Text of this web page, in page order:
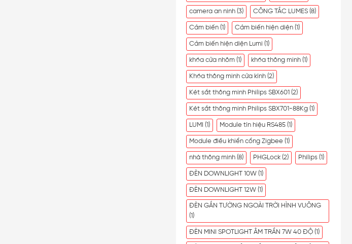
camera an ninh (3) CÔNG TẮC LUMES (8)
Cảm biến (1) Cảm biến hiện diện (1)
Cảm biến hiện diện Lumi (1)
khóa cửa nhôm (1) khóa thông minh (1)
Khóa thông minh cửa kính (2)
Két sắt thông minh Philips SBX601 (2)
Két sắt thông minh Philips SBX701-88Kg (1)
LUMI (1) Module tín hiệu RS485 (1)
Module điều khiển cổng Zigbee (1)
nhà thông minh (8) PHGLock (2) Philips (1)
ĐÈN DOWNLIGHT 10W (1)
ĐÈN DOWNLIGHT 12W (1)
ĐÈN GẮN TƯỜNG NGOÀI TRỜI HÌNH VUÔNG
(1)
ĐÈN MINI SPOTLIGHT ÂM TRẦN 7W 40 ĐỘ (1)